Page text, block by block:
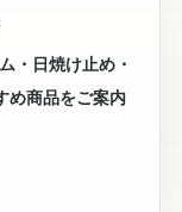
・日焼け止め・
め商品をご案内